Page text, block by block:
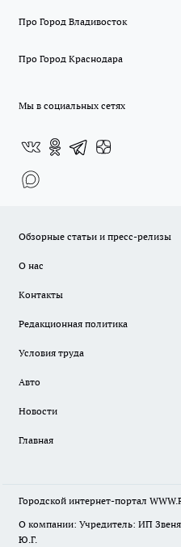
Про Город Владивосток
Про Город Краснодара
Мы в социальных сетях
Обзорные статьи и пресс-релизы
О нас
Контакты
Редакционная политика
Условия труда
Авто
Новости
Главная
Городской интернет-портал
О компании: Учредитель: ИП
Ю.Г.